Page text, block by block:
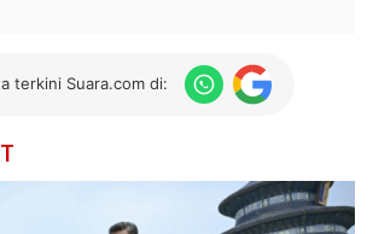
terkini Suara.com di: